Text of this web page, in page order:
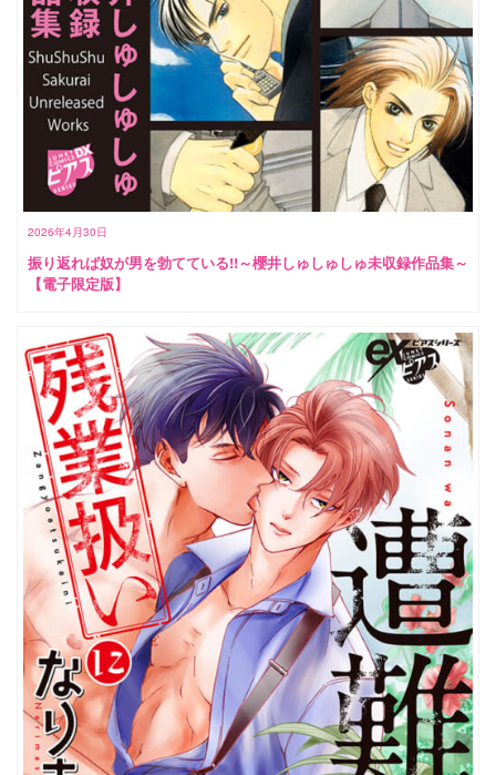
2026年4月30日
振り返れば奴が男を勃てている!!～櫻井しゅしゅしゅ未収録作品集～
【電子限定版】